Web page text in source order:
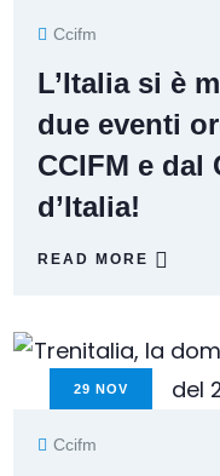
Ccifm
L’Italia si è
due eventi
CCIFM e dal
d’Italia!
READ MORE
29 NOV
Ccifm